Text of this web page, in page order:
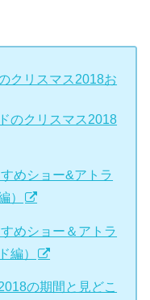
クリスマス2018お
のクリスマス2018
めショー&アトラ
）
めショー＆アトラ
編）
の期間と見どこ